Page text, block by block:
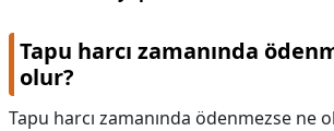
Tapu harcı zamanında
olur?
Tapu harcı zamanında ödenmezse ne